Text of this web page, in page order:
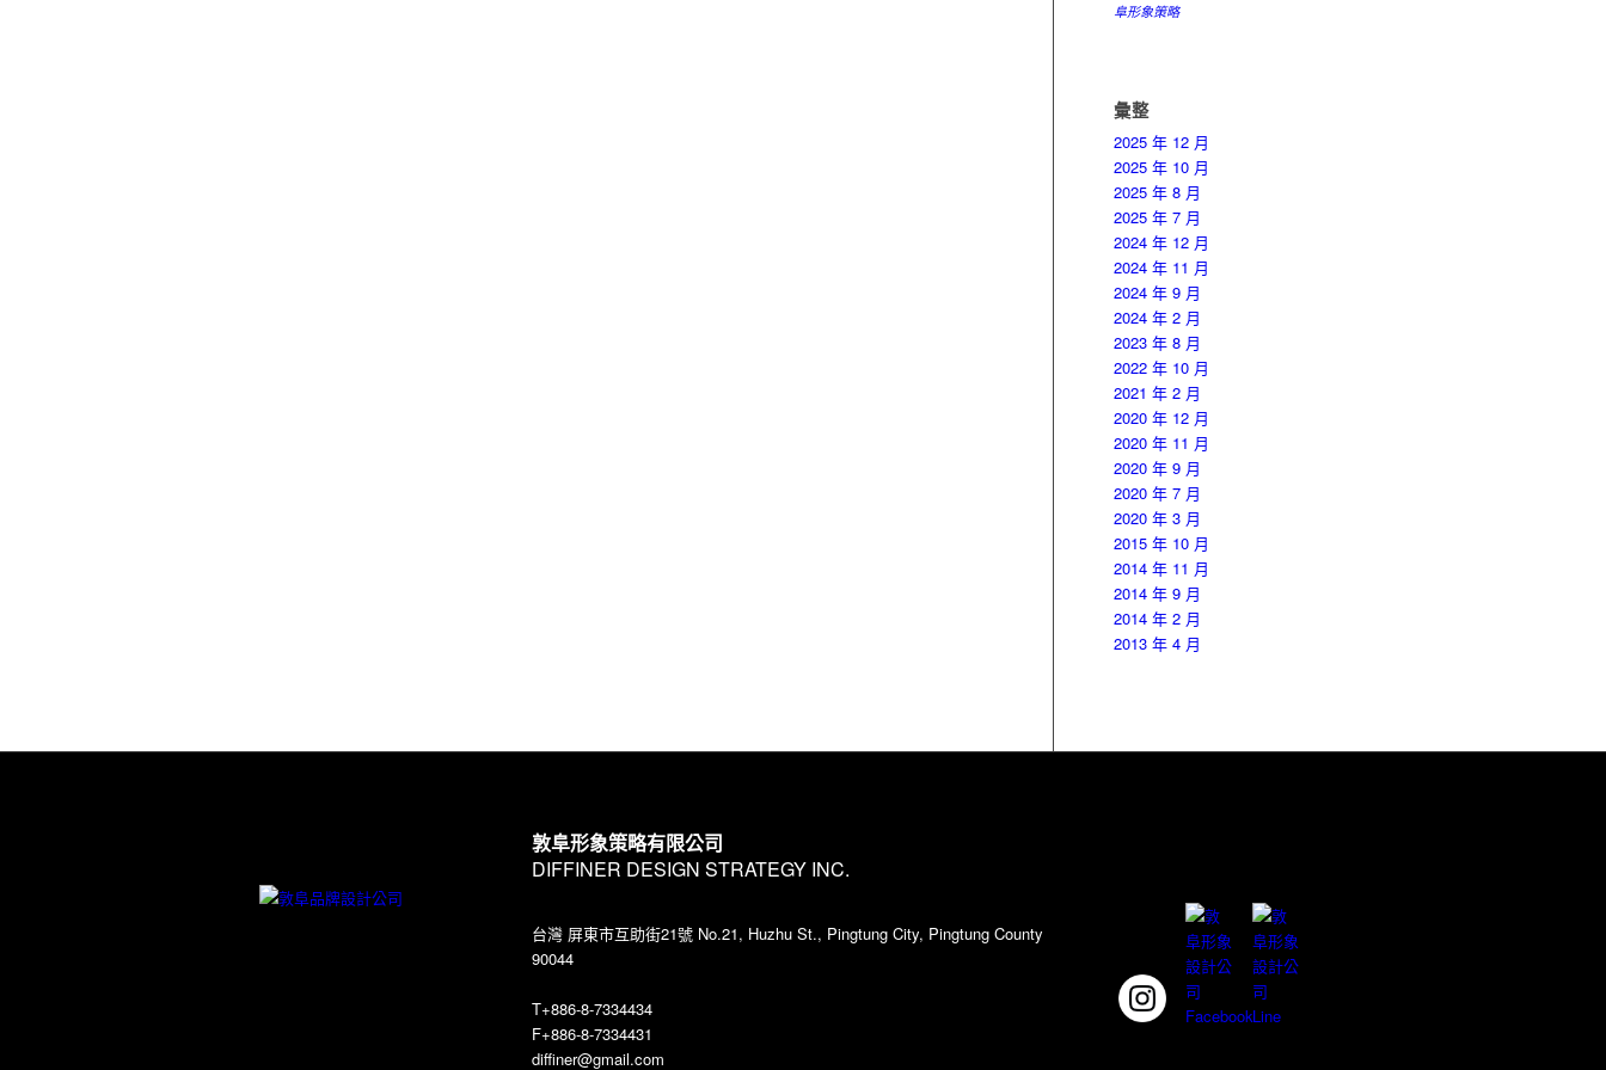
阜形象策略
彙整
2025 年 12 月
2025 年 10 月
2025 年 8 月
2025 年 7 月
2024 年 12 月
2024 年 11 月
2024 年 9 月
2024 年 2 月
2023 年 8 月
2022 年 10 月
2021 年 2 月
2020 年 12 月
2020 年 11 月
2020 年 9 月
2020 年 7 月
2020 年 3 月
2015 年 10 月
2014 年 11 月
2014 年 9 月
2014 年 2 月
2013 年 4 月
敦阜形象策略有限公司
DIFFINER DESIGN STRATEGY INC.
台灣 屏東市互助街21號 No.21, Huzhu St., Pingtung City, Pingtung County
90044
T+886-8-7334434
F+886-8-7334431
diffiner@gmail.com